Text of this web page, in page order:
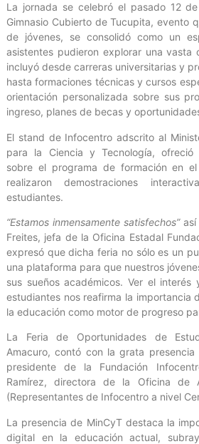
La jornada se celebró el pasado 12
Gimnasio Cubierto de Tucupita, evento
de jóvenes, se consolidó como un
asistentes pudieron explorar una vasta
incluyó desde carreras universitarias y
hasta formaciones técnicas y cursos
orientación personalizada sobre sus
ingreso, planes de becas y
El stand de Infocentro adscrito al
para la Ciencia y Tecnología, ofreció
sobre el programa de formación en
realizaron demostraciones
estudiantes.
“Estamos inmensamente satisfechos” así
Freites, jefa de la Oficina Estadal
expresó que dicha feria no sólo es un
una plataforma para que nuestros
sus sueños académicos. Ver el
estudiantes nos reafirma la importancia
la educación como motor de progreso
La Feria de Oportunidades de
Amacuro, contó con la grata presencia
presidente de la Fundación
Ramírez, directora de la Oficina de
(Representantes de Infocentro a nivel
La presencia de MinCyT destaca la
digital en la educación actual,